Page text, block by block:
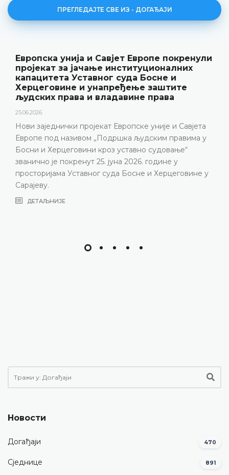
ПРЕГЛЕДАЈТЕ СВЕ ИЗ - ДОГАЂАЈИ
Европска унија и Савјет Европе покренули
пројекат за јачање институционалних
капацитета Уставног суда Босне и
Херцеговине и унапређење заштите
људских права и владавине права
25.06.2026.
Нови заједнички пројекат Европске уније и Савјета
Европе под називом „Подршка људским правима у
Босни и Херцеговини кроз уставно судовање“
званично је покренут 25. јуна 2026. године у
просторијама Уставног суда Босне и Херцеговине у
Сарајеву.
ДЕТАЉНИЈЕ
Новости
Догађаји 470
Сједнице 891